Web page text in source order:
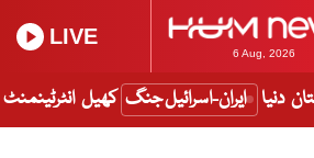
6 Aug, 2026
LIVE
دنیا ایران-اسرائیل جنگ کھیل انٹرٹینمنٹ